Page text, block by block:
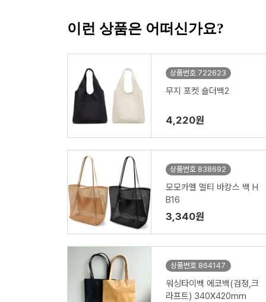
이런 상품은 어떠신가요?
상품번호 722623
무지 포켓 숄더백2
4,220원
상품번호 838692
모모카멜 멀티 바캉스 백 H
B16
3,340원
상품번호 864147
워싱타이벡 에코백(검정,크
라프트) 340X420mm